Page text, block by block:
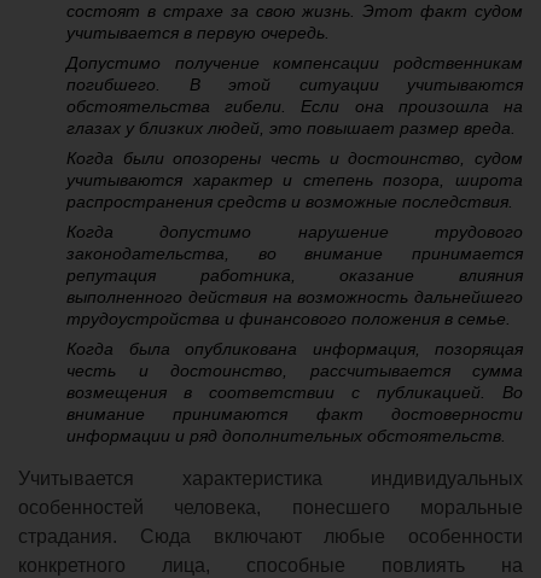
состоят в страхе за свою жизнь. Этот факт судом
учитывается в первую очередь.
Допустимо получение компенсации родственникам
погибшего. В этой ситуации учитываются
обстоятельства гибели. Если она произошла на
глазах у близких людей, это повышает размер вреда.
Когда были опозорены честь и достоинство, судом
учитываются характер и степень позора, широта
распространения средств и возможные последствия.
Когда допустимо нарушение трудового
законодательства, во внимание принимается
репутация работника, оказание влияния
выполненного действия на возможность дальнейшего
трудоустройства и финансового положения в семье.
Когда была опубликована информация, позорящая
честь и достоинство, рассчитывается сумма
возмещения в соответствии с публикацией. Во
внимание принимаются факт достоверности
информации и ряд дополнительных обстоятельств.
Учитывается характеристика индивидуальных
особенностей человека, понесшего моральные
страдания. Сюда включают любые особенности
конкретного лица, способные повлиять на